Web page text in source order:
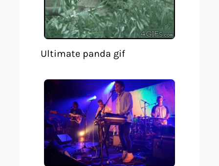
Ultimate panda gif